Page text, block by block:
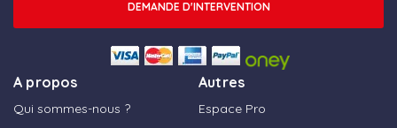
A propos
Qui sommes-nous ?
Autres
Espace Pro
DEMANDE D'INTERVENTION